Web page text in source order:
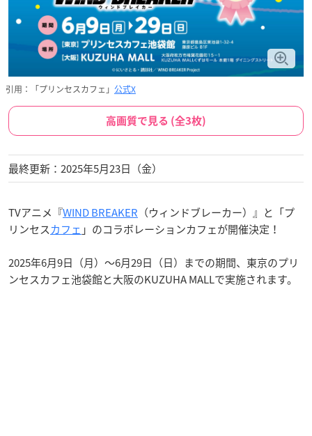
引用：「プリンセスカフェ」 公式X
高画質で見る (全3枚)
最終更新：2025年5月23日（金）
TVアニメ『WIND BREAKER （ウィンドブレーカー）』と「プ
リンセスカフェ 」のコラボレーションカフェが開催決定！
2025年6月9日（月）〜6月29日（日）までの期間、東京のプリ
ンセスカフェ池袋館と大阪のKUZUHA MALLで実施されます。